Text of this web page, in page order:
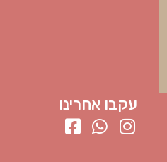
עקבו אחרינו